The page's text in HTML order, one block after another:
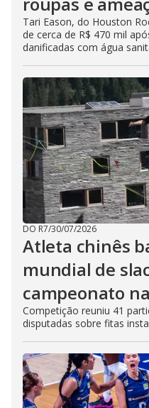
Tari Eason, do Houston
de cerca de R$ 470 mil
danificadas com água
DO R7/30/07/2026
Atleta chinês
mundial de
campeonato
Competição reuniu 41
disputadas sobre fitas